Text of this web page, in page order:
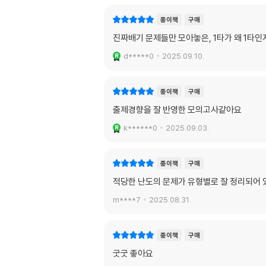
종이책 구매
진짜배기 문제들만 모아놓은, 1타가 왜 1타
d*****0 2025.09.10.
종이책 구매
출제경향을 잘 반영한 모의고사같아요
k******0 2025.09.03.
종이책 구매
적당한 난도의 문제가 유형별로 잘 정리되어
m****7 2025.08.31.
종이책 구매
굿굿 좋아요